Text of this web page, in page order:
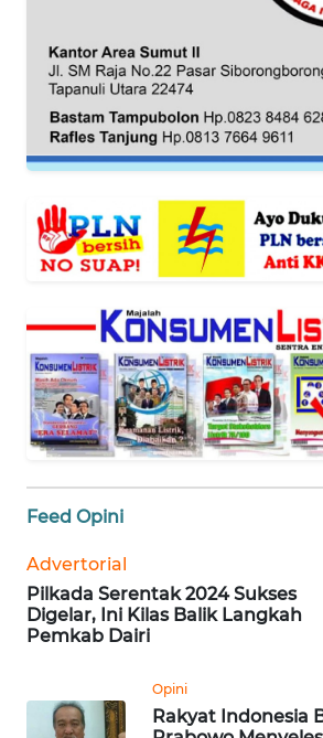
Feed Opini
Advertorial
Pilkada Serentak 2024 Sukses
Digelar, Ini Kilas Balik Langkah
Pemkab Dairi
Opini
Rakyat Indonesia
WN
SUMUT
WN
JAKARTA
WN
JABAR
WN
NTT
WN
KEPRI
PAPUA
WN
PAPUA
WN